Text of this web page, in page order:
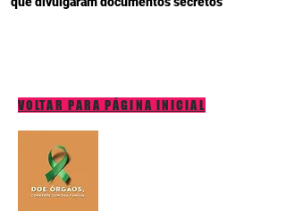
VOLTAR PARA PÁGINA INICIAL